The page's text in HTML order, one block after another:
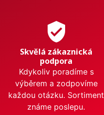
verified_user
Skvělá zákaznická
podpora
Kdykoliv poradíme s
výběrem a zodpovíme
každou otázku. Sortiment
známe poslepu.